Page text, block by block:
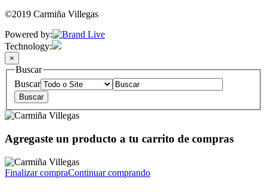
©2019 Carmiña Villegas
Powered by:
Technology:
×
Buscar
Buscar
Agregaste un producto a tu carrito de compras
Finalizar compraContinuar comprando